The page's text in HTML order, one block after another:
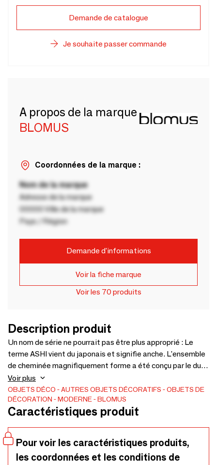
Demande de catalogue
Je souhaite passer commande
A propos de la marque
BLOMUS
Coordonnées de la marque :
Nom de la marque
Adresse de la marque
00000 Ville de la marque
Pays / Région
Demande d'informations
Voir la fiche marque
Voir les 70 produits
Description produit
Un nom de série ne pourrait pas être plus approprié : Le
terme ASHI vient du japonais et signifie anche. L'ensemble
de cheminée magnifiquement forme a été conçu par le duo
de design kashkash et rappelle les roseaux qui se balancent
doucement. Les poignées en bois d'aok contiennent un
aimant qui maintient les couverts solidement sur le support.
L'assortiment ASHI propose différentes variantes pour une
Voir plus
OBJETS DÉCO AUTRES OBJETS DÉCORATIFS
OBJETS DE
DÉCORATION
MODERNE BLOMUS
Caractéristiques produit
Pour voir les caractéristiques produits,
les coordonnées et les conditions de